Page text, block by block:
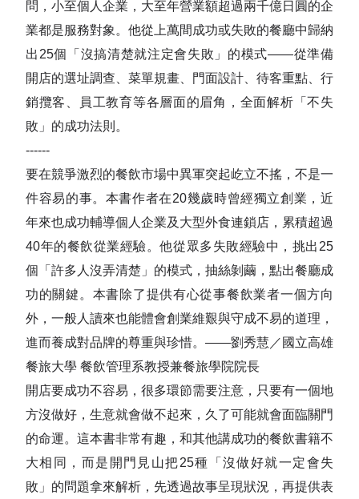
問，小至個人企業，大至年營業額超過兩千億日圓的企
業都是服務對象。他從上萬間成功或失敗的餐廳中歸納
出25個「沒搞清楚就注定會失敗」的模式——從準備
開店的選址調查、菜單規畫、門面設計、待客重點、行
銷攬客、員工教育等各層面的眉角，全面解析「不失
敗」的成功法則。
------
要在競爭激烈的餐飲市場中異軍突起屹立不搖，不是一
件容易的事。本書作者在20幾歲時曾經獨立創業，近
年來也成功輔導個人企業及大型外食連鎖店，累積超過
40年的餐飲從業經驗。他從眾多失敗經驗中，挑出25
個「許多人沒弄清楚」的模式，抽絲剝繭，點出餐廳成
功的關鍵。本書除了提供有心從事餐飲業者一個方向
外，一般人讀來也能體會創業維艱與守成不易的道理，
進而養成對品牌的尊重與珍惜。——劉秀慧／國立高雄
餐旅大學 餐飲管理系教授兼餐旅學院院長
開店要成功不容易，很多環節需要注意，只要有一個地
方沒做好，生意就會做不起來，久了可能就會面臨關門
的命運。這本書非常有趣，和其他講成功的餐飲書籍不
大相同，而是開門見山把25種「沒做好就一定會失
敗」的問題拿來解析，先透過故事呈現狀況，再提供表